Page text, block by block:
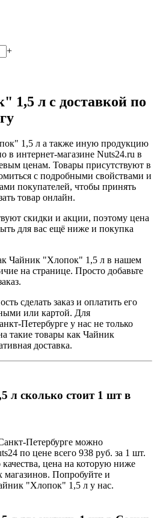
+
1,5 л с доставкой по
1,5 л а также иную продукцию
в интернет-магазине Nuts24.ru в
ценам. Товары присутствуют в
с подробными свойствами и
покупателей, чтобы принять
товар онлайн.
скидки и акции, поэтому цена
для вас ещё ниже и покупка
Чайник "Хлопок" 1,5 л в нашем
на странице. Просто добавьте
сделать заказ и оплатить его
или картой. Для
Петербурге у нас не только
такие товары как Чайник
доставка.
сколько стоит 1 шт в
Петербурге можно
по цене всего 938 руб. за 1 шт.
цена на которую ниже
магазинов. Попробуйте и
"Хлопок" 1,5 л у нас.